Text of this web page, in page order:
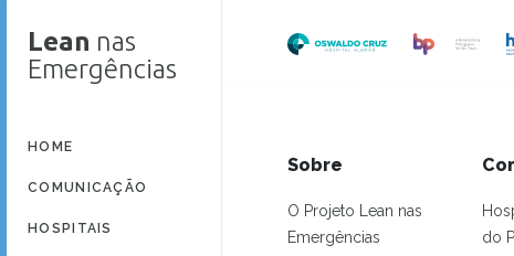
Lean nas
Emergências
HOME
COMUNICAÇÃO
HOSPITAIS
Sobre
O Projeto Lean nas
Emergências
do